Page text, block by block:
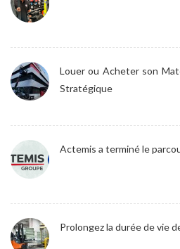
Louer ou Acheter son
Stratégique
Actemis a terminé le
Prolongez la durée de vie